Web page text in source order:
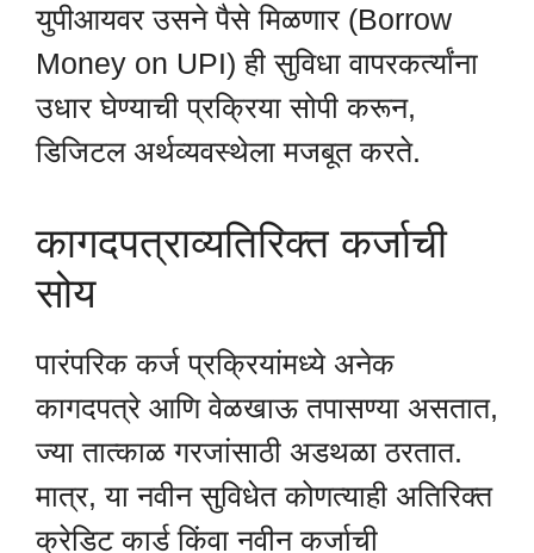
युपीआयवर उसने पैसे मिळणार (Borrow
Money on UPI) ही सुविधा वापरकर्त्यांना
उधार घेण्याची प्रक्रिया सोपी करून,
डिजिटल अर्थव्यवस्थेला मजबूत करते.
कागदपत्राव्यतिरिक्त कर्जाची
सोय
पारंपरिक कर्ज प्रक्रियांमध्ये अनेक
कागदपत्रे आणि वेळखाऊ तपासण्या असतात,
ज्या तात्काळ गरजांसाठी अडथळा ठरतात.
मात्र, या नवीन सुविधेत कोणत्याही अतिरिक्त
क्रेडिट कार्ड किंवा नवीन कर्जाची